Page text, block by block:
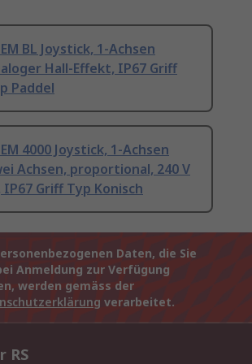
BL Joystick, 1-Achsen
Hall-Effekt, IP67 Griff
Paddel
4000 Joystick, 1-Achsen
Achsen, proportional, 240 V
IP67 Griff Typ Konisch
Daten, die Sie
Anmeldung zur Verfügung
werden gemäss der
verarbeitet.
RS